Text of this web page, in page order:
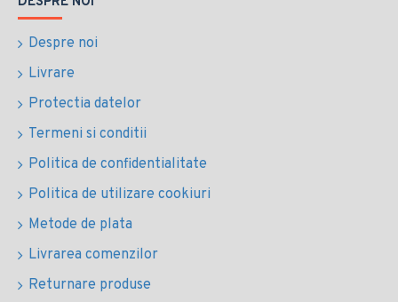
Despre noi
Livrare
Protectia datelor
Termeni si conditii
Politica de confidentialitate
Politica de utilizare cookiuri
Metode de plata
Livrarea comenzilor
Returnare produse